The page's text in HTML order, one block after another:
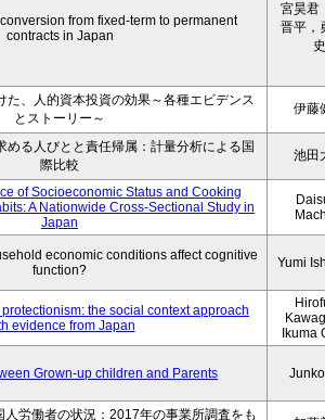
from fixed-term to permanent
contracts in Japan
宮昊君
晋平，
史
た、人的資本投資の効果～各種エビデンス
とストーリー～
伊藤
める人びとと責任帰属：計量分析による国
際比較
池田
of Socioeconomic Status and Cooking
A Nationwide Cross-Sectional Study in
Japan
economic conditions affect cognitive
function?
Yumi
the social context approach
evidence from Japan
Ikuma
Grown-up children and Parents
労働者の状況：2017年の事業所調査をも